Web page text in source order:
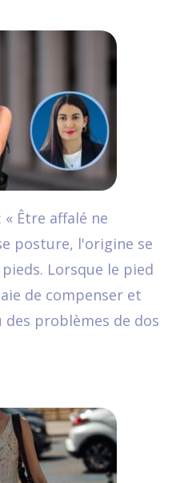
« Être affalé ne
posture, l'origine se
Lorsque le pied
de compenser et
problèmes de dos